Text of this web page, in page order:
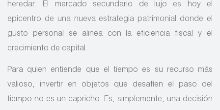
heredar. El mercado secundario de lujo es hoy el
epicentro de una nueva estrategia patrimonial donde el
gusto personal se alinea con la eficiencia fiscal y el
crecimiento de capital.
Para quien entiende que el tiempo es su recurso más
valioso, invertir en objetos que desafíen el paso del
tiempo no es un capricho. Es, simplemente, una decisión